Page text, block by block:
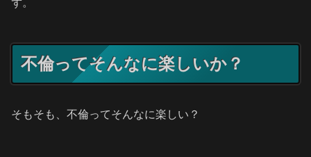
ず。
不倫ってそんなに楽しいか？
そもそも、不倫ってそんなに楽しい？